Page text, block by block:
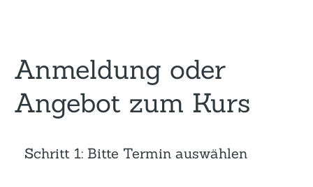
Anmeldung oder
Angebot zum Kurs
Schritt 1: Bitte Termin auswählen